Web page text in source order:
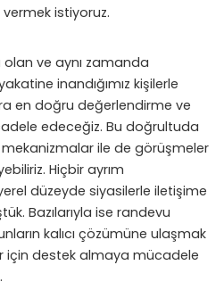
istiyoruz.
ve aynı zamanda
inandığımız kişilerle
en doğru değerlendirme ve
edeceğiz. Bu doğrultuda
ile de görüşmeler
Hiçbir ayrım
düzeyde siyasilerle iletişime
Bazılarıyla ise randevu
kalıcı çözümüne ulaşmak
için destek almaya mücadele